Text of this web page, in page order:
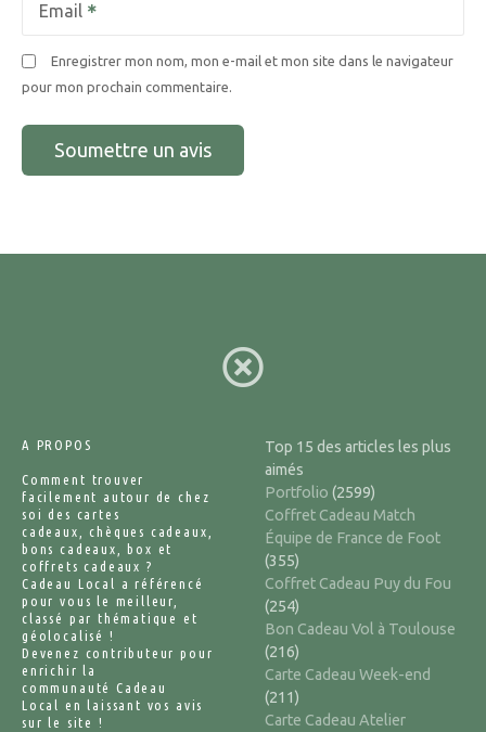
Email
Enregistrer mon nom, mon e-mail et mon site dans le navigateur
pour mon prochain commentaire.
A PROPOS
Comment trouver
facilement autour de chez
soi des cartes
cadeaux, chèques cadeaux,
bons cadeaux, box et
coffrets cadeaux ?
Cadeau Local a référencé
pour vous le meilleur,
classé par thématique et
géolocalisé !
Devenez contributeur pour
enrichir la
communauté Cadeau
Local en laissant vos avis
sur le site !
Top 15 des articles les plus
aimés
Portfolio (2599)
Coffret Cadeau Match
Équipe de France de Foot
(355)
Coffret Cadeau Puy du Fou
(254)
Bon Cadeau Vol à Toulouse
(216)
Carte Cadeau Week-end
(211)
Carte Cadeau Atelier